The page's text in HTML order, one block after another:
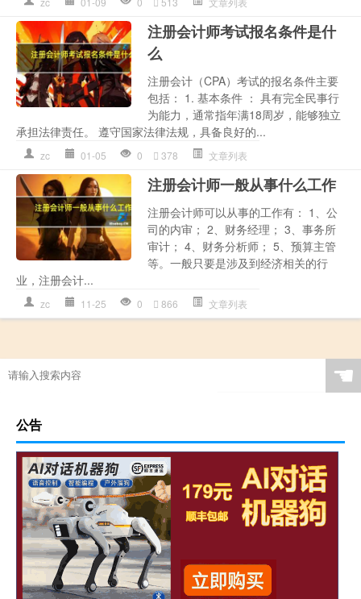
注册会计师考试报名条件是什
么
注册会计（CPA）考试的报名条件主要
包括： 1. 基本条件 ： 具有完全民事行
为能力，通常指年满18周岁，能够独立
承担法律责任。 遵守国家法律法规，具备良好的...
zc 01-05 0 378 文章列表
注册会计师一般从事什么工作
注册会计师可以从事的工作有： 1、公
司的内审； 2、财务经理； 3、事务所
审计； 4、财务分析师； 5、预算主管
等。一般只要是涉及到经济相关的行
业，注册会计...
zc 11-25 0 866 文章列表
☚
公告